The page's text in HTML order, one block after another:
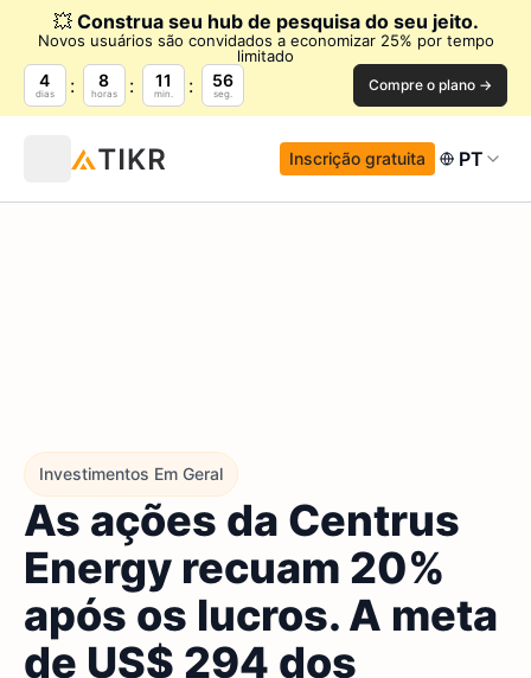
💥 Construa seu hub de pesquisa do seu jeito.
Novos usuários são convidados a economizar 25% por tempo
limitado
4
dias
8
horas
11
min.
55
seg. Compre o plano →
Inscrição gratuita PT
Investimentos Em Geral
As ações da Centrus
Energy recuam 20%
após os lucros. A meta
de US$ 294 dos